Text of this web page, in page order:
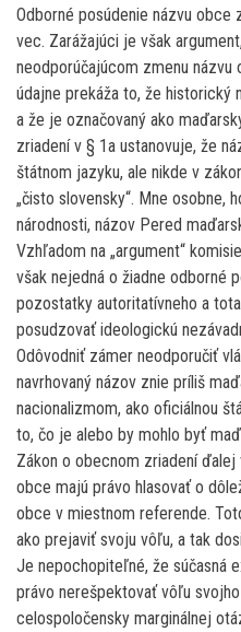
Odborné posúdenie názvu
vec. Zarážajúci je však
neodporúčajúcom zmenu
údajne prekáža to, že historický
a že je označovaný ako
zriadení v § 1a ustanovuje, že
štátnom jazyku, ale nikde v
„čisto slovensky“. Mne osobne,
národnosti, názov Pered
Vzhľadom na „argument“
však nejedná o žiadne odborné
pozostatky autoritatívneho a
posudzovať ideologickú
Odôvodniť zámer neodporučiť
navrhovaný názov znie príliš
nacionalizmom, ako oficiálnou
to, čo je alebo by mohlo byť
Zákon o obecnom zriadení
obce majú právo hlasovať o
obce v miestnom referende.
ako prejaviť svoju vôľu, a tak
Je nepochopiteľné, že súčasná
právo nerešpektovať vôľu
celospoločensky marginálnej